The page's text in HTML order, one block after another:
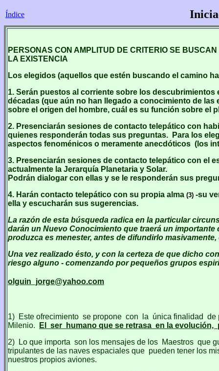
Índice
PERSONAS CON AMPLITUD DE CRITERIO SE
LA EXISTENCIA
Los elegidos (aquellos que estén buscando el camino
1. Serán puestos al corriente sobre los
décadas (que aún no han llegado a conocimiento de
sobre el origen del hombre, cuál es su función sobre el
2. Presenciarán sesiones de contacto telepático con
quienes responderán todas sus preguntas. Para los
aspectos fenoménicos o meramente anecdóticos (los
3. Presenciarán sesiones de contacto telepático con el
actualmente la Jerarquía Planetaria y Solar.
Podrán dialogar con ellas y se le responderán sus
4. Harán contacto telepático con su propia alma (3) -su
ella y escucharán sus sugerencias.
La razón de esta búsqueda radica en la particular
darán un Nuevo Conocimiento que traerá un
produzca es menester, antes de difundirlo
Una vez realizado ésto, y con la certeza de que dicho
riesgo alguno - comenzando por pequeños grupos
olguin_jorge@yahoo.com
1) Este ofrecimiento se propone con la única finalidad
Milenio.
El ser humano que se retrasa en la
2)
Lo que importa son los mensajes de los Maestros que
tripulantes de las naves espaciales que pueden tener los
nuestros propios aviones.